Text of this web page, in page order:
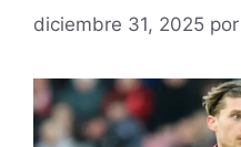
diciembre 31, 2025 por